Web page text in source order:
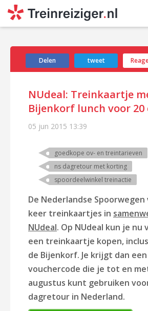
Delen tweet
NUdeal: Treinkaartje
Bijenkorf lunch voor 20
05 jun 2015 13:39
goedkope ov- en treintarieven
ns dagretour met korting
spoordeelwinkel treinactie
De Nederlandse
keer treinkaartjes in
NUdeal. Op NUdeal kun je nu
een treinkaartje kopen,
de Bijenkorf. Je krijgt dan een
vouchercode die je tot en
augustus kunt gebruiken
dagretour in Nederland.